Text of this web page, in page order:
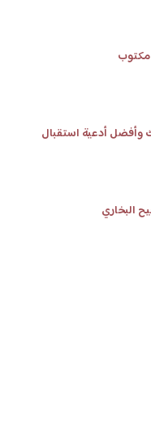
وأفضل أدعية استقبال
البخاري